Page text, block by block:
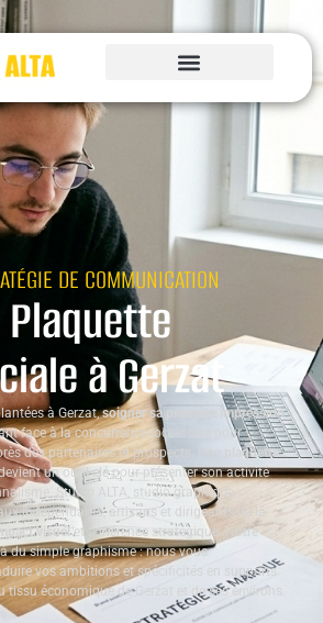
DE COMMUNICATION
à Gerzat
à Gerzat,soigner sa première impression
face à la concurrence locale que pour
des partenaires et prospects. Une
plaquette
un outil clé pour présenter son activité
Studio ALTA, studio graphique
indépendants, artisans et dirigeants de la
visuelet cohérence stratégique. Notre
du simple graphisme : nous vous
vos ambitions et spécificités en supports
tissu économique de Gerzat et de ses environs.